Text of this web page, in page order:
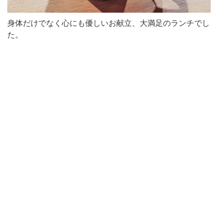
身体だけでなく心にも優しいお献立、大満足のランチでし
た。